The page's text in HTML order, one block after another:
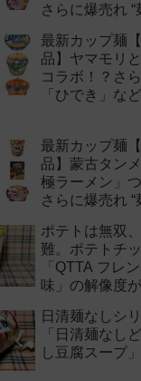
さらに爆売れ “
作まとめ！
最新カップ麺
品】ヤマモリ
コラボ！？さ
「ひでき」な
最新カップ麺
品】蒙古タン
極ラーメン」
さらに爆売れ “
作まとめ！
ポテトは無双
難。ポテトチ
「QTTA フレ
味」の解像度
日清麺なしシ
「日清麺なし
し豆腐スープ」